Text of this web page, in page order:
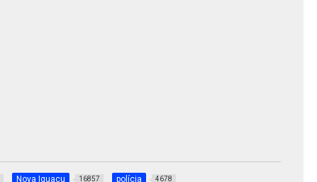
Nova Iguaçu 16857 polícia 4678